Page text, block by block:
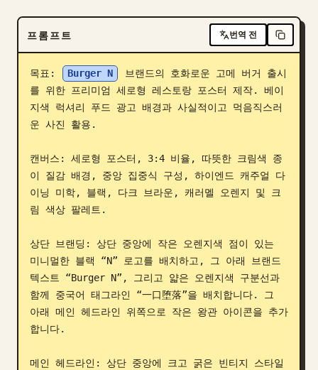
다운로드
블로그
프롬프트 번역 전
목표: Burger N
브랜드의 호화로운 고메 버거 출시
를 위한 프리미엄 세로형 레스토랑 포스터 제작. 베이
지색 럭셔리 푸드 광고 배경과 사실적이고 먹음직스러
운 사진 활용.
캔버스: 세로형 포스터, 3:4 비율, 따뜻한 크림색 종
이 질감 배경, 중앙 집중식 구성, 하이엔드 캐주얼 다
이닝 미학, 블랙, 다크 브라운, 캐러멜 오렌지 및 크
림 색상 팔레트.
상단 브랜딩: 상단 중앙에 작은 오렌지색 점이 있는
미니멀한 블랙 “N” 로고를 배치하고, 그 아래 브랜드
텍스트 “Burger N”, 그리고 얇은 오렌지색 구분선과
함께 중국어 태그라인 “一口堕落”을 배치합니다. 그
아래 메인 헤드라인 위쪽으로 작은 왕관 아이콘을 추가
합니다.
메인 헤드라인: 상단 중앙에 크고 굵은 빈티지 스타일